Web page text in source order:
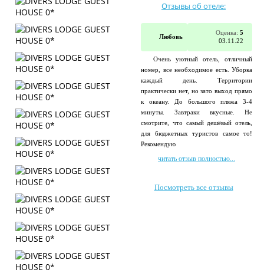
Отзывы об отеле:
Любовь
Оценка: 5
03.11.22
Очень уютный отель, отличный
номер, все необходимое есть. Уборка
каждый день. Территории
практически нет, но зато выход прямо
к океану. До большого пляжа 3-4
минуты. Завтраки вкусные. Не
смотрите, что самый дешёвый отель,
для бюджетных туристов самое то!
Рекомендую
читать отзыв полностью...
Посмотреть все отзывы